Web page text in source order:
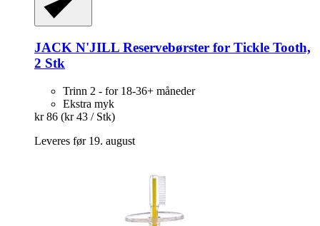
JACK N'JILL Reservebørster for Tickle Tooth,
2 Stk
Trinn 2 - for 18-36+ måneder
Ekstra myk
kr 86 (kr 43 / Stk)
Leveres før 19. august